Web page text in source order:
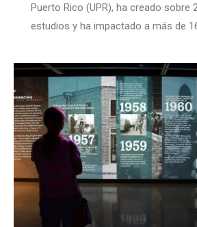
Puerto Rico (UPR), ha creado sobre
estudios y ha impactado a más de